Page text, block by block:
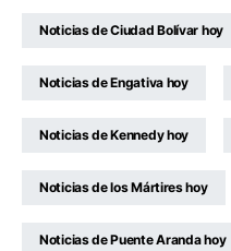
Noticias de Ciudad Bolívar hoy
Noticias de Engativa hoy
Noticias de Kennedy hoy
Noticias de los Mártires hoy
Noticias de Puente Aranda hoy